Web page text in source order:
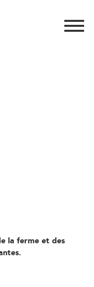
la ferme et des